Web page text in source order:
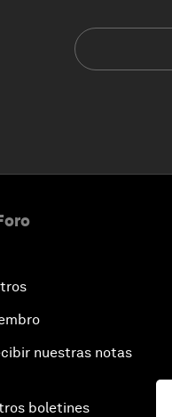
nuestras notas
boletines